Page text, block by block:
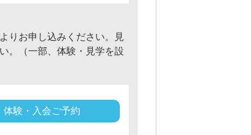
りお申し込みください。見
。（一部、体験・見学を設
体験・入会ご予約